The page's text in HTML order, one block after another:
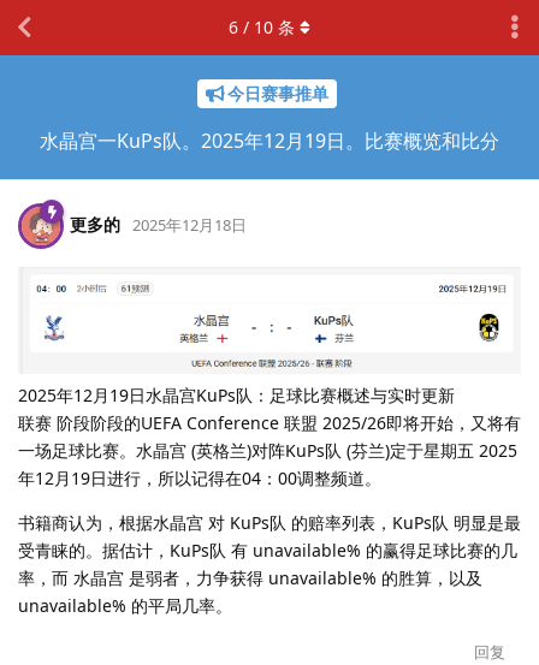
今日赛事推单
水晶宫一KuPs队。2025年12月19日。比赛概览和比分
6 / 10 条
更多的 2025年12月18日
2025年12月19日水晶宫KuPs队：足球比赛概述与实时更新
联赛 阶段阶段的UEFA Conference 联盟 2025/26即将开始，又将有
一场足球比赛。水晶宫 (英格兰)对阵KuPs队 (芬兰)定于星期五 2025
年12月19日进行，所以记得在04：00调整频道。
书籍商认为，根据水晶宫 对 KuPs队 的赔率列表，KuPs队 明显是最
受青睐的。据估计，KuPs队 有 unavailable% 的赢得足球比赛的几
率，而 水晶宫 是弱者，力争获得 unavailable% 的胜算，以及
unavailable% 的平局几率。
回复